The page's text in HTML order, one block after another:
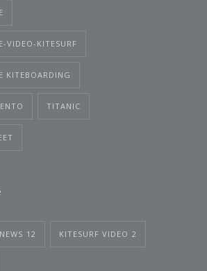
VIDEO-KITESURF
KITEBOARDING
TITANIC
12 KITESURF VIDEO 2